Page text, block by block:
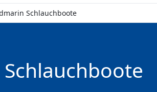
Schlauchboote